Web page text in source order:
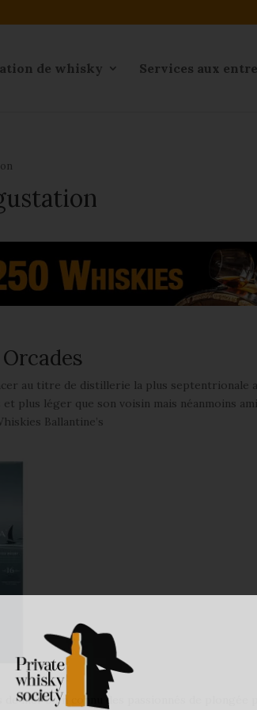
de whisky Services aux
Orcades
au titre de distillerie la plus septentrionale
plus léger que son voisin mais néanmoins
Ballantine’s
de mer bien connu des passionnés de plongée